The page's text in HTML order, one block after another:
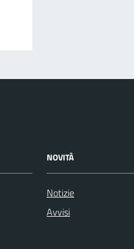
NOVITÀ
Notizie
Avvisi